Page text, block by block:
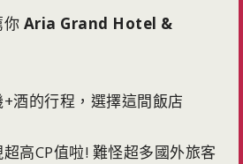
你 Aria Grand Hotel &
酒的行程，選擇這間飯店
高CP值啦! 難怪超多國外旅客